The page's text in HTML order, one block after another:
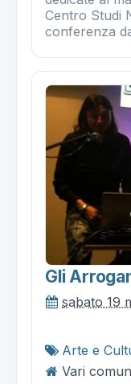
Centro Studi
conferenza
Gli
sabato 19
Arte e
Vari